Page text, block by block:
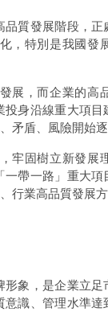
質發展階段，正
，特別是我國發
展，而企業的高
身沿線重大項
矛盾、風險開始逐
牢固樹立新發展
帶一路」重大
行業高品質發展方
象，是企業立
識、管理水準